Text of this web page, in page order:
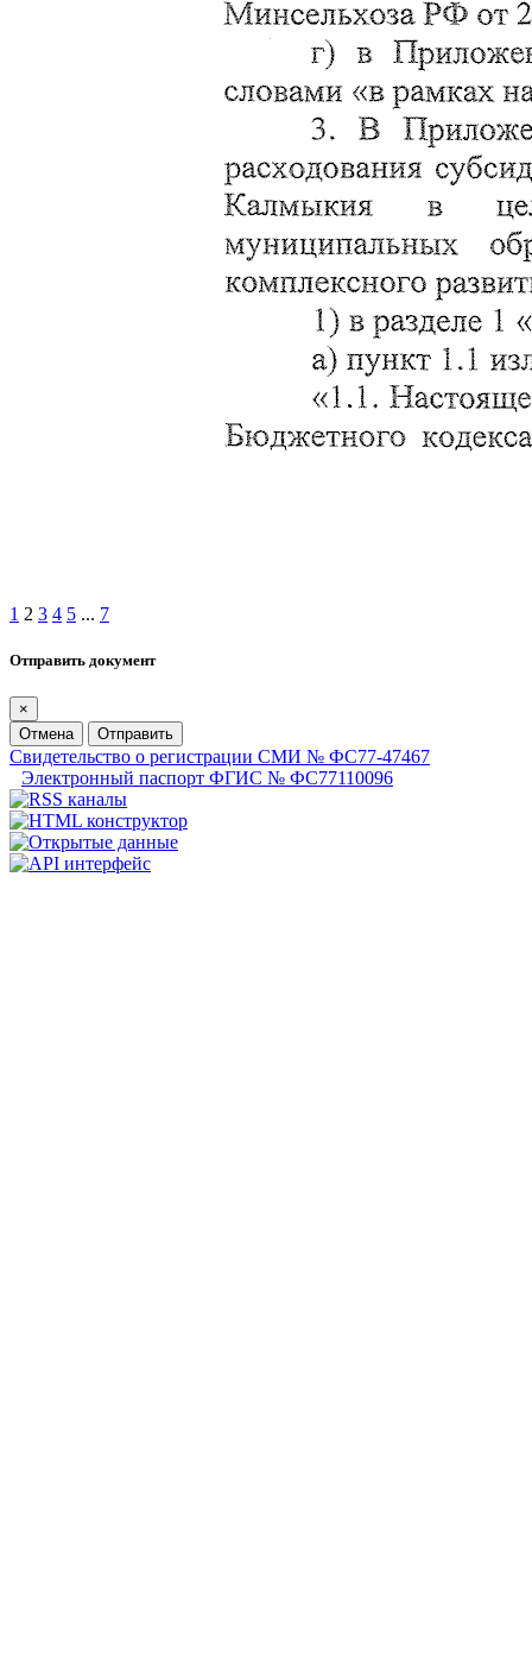
1 2 3 4 5 ... 7
Отправить документ
×
Отмена
Отправить
Свидетельство о регистрации СМИ № ФС77-47467
Электронный паспорт ФГИС № ФС77110096